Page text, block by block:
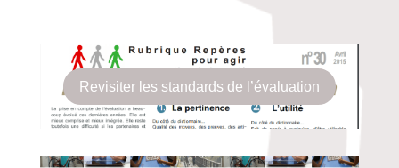
Revisiter les standards de l’évaluation